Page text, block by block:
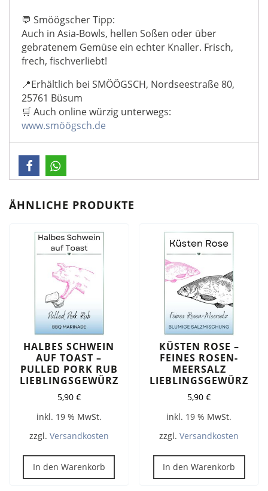
💬 Smöögscher Tipp:
Auch in Asia-Bowls, hellen Soßen oder über
gebratenem Gemüse ein echter Knaller. Frisch,
frech, fischverliebt!
📍Erhältlich bei SMÖÖGSCH, Nordseestraße 80,
25761 Büsum
🛒 Auch online würzig unterwegs:
www.smöögsch.de
ÄHNLICHE PRODUKTE
HALBES SCHWEIN
AUF TOAST –
PULLED PORK RUB
LIEBLINGSGEWÜRZ
5,90 €
inkl. 19 % MwSt.
zzgl. Versandkosten
In den Warenkorb
KÜSTEN ROSE –
FEINES ROSEN-
MEERSALZ
LIEBLINGSGEWÜRZ
5,90€
inkl. 19 % MwSt.
zzgl.Versandkosten
In den Warenkorb